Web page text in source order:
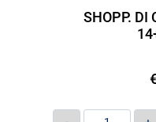
SHOPP. DI
Quantità